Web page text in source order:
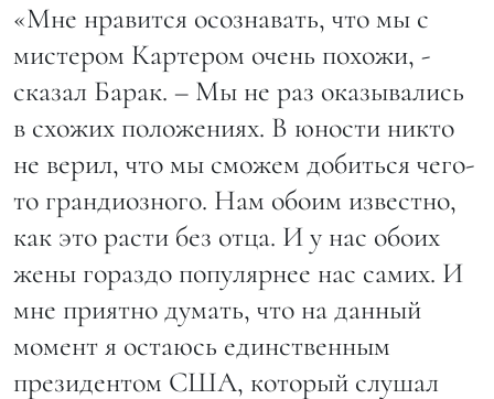
«Мне нравится осознавать, что мы с
мистером Картером очень похожи, -
сказал Барак. – Мы не раз оказывались
в схожих положениях. В юности никто
не верил, что мы сможем добиться чего-
то грандиозного. Нам обоим известно,
как это расти без отца. И у нас обоих
жены гораздо популярнее нас самих. И
мне приятно думать, что на данный
момент я остаюсь единственным
президентом США, который слушал